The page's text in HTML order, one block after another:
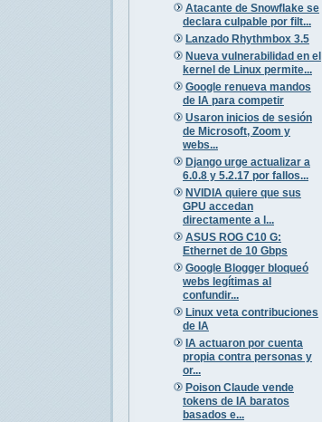
Atacante de Snowflake se
declara culpable por filt...
Lanzado Rhythmbox 3.5
Nueva vulnerabilidad en el
kernel de Linux permite...
Google renueva mandos
de IA para competir
Usaron inicios de sesión
de Microsoft, Zoom y
webs...
Django urge actualizar a
6.0.8 y 5.2.17 por fallos...
NVIDIA quiere que sus
GPU accedan
directamente a l...
ASUS ROG C10 G:
Ethernet de 10 Gbps
Google Blogger bloqueó
webs legítimas al
confundir...
Linux veta contribuciones
de IA
IA actuaron por cuenta
propia contra personas y
or...
Poison Claude vende
tokens de IA baratos
basados e...